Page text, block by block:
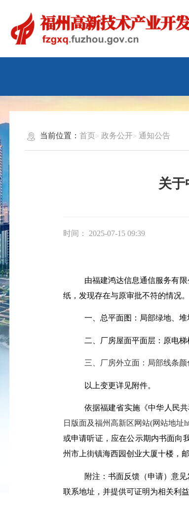
当前位置： 首页 政务公开 通知公告
关
时间： 2025-07-15 09:39
由福建鸿达信息通信服务有
纸，发现存在与原审批不符的情况
一、 总平面图：局部绿地、堆
二、 厂房屋面平面层：原电
三、 厂房外立面：局部线条颜
以上变更详见附件。
依据福建省实施《中华人民
日版面及福州高新区网站(网站地址
或申请听证，应在公示期内书面向
州市上街镇海西园创业大厦十楼，
附注：书面反馈（申请）意
联系地址，并提供可证明为相关利益